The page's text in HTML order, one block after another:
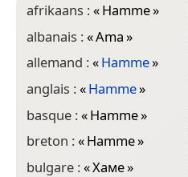
afrikaans :«Hamme»
albanais :«Ama»
allemand :«Hamme»
anglais :«Hamme»
basque :«Hamme»
breton :«Hamme»
bulgare :«Хаме»